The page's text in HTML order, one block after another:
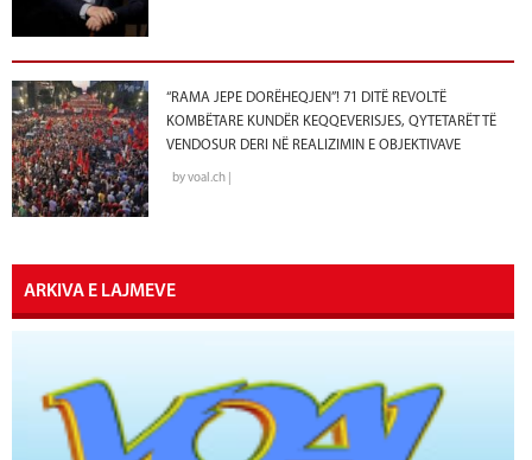
“RAMA JEPE DORËHEQJEN”! 71 DITË REVOLTË
KOMBËTARE KUNDËR KEQQEVERISJES, QYTETARËT TË
VENDOSUR DERI NË REALIZIMIN E OBJEKTIVAVE
by voal.ch |
ARKIVA E LAJMEVE